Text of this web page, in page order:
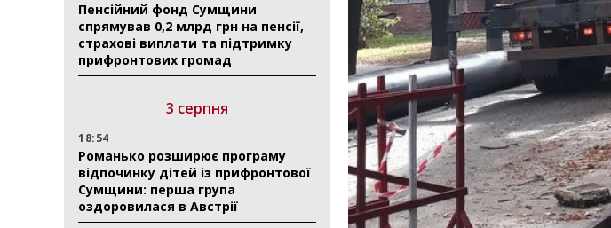
Пенсійний фонд Сумщини
спрямував 0,2 млрд грн на пенсії,
страхові виплати та підтримку
прифронтових громад
3 серпня
18:54
Романько розширює програму
відпочинку дітей із прифронтової
Сумщини: перша група
оздоровилася в Австрії